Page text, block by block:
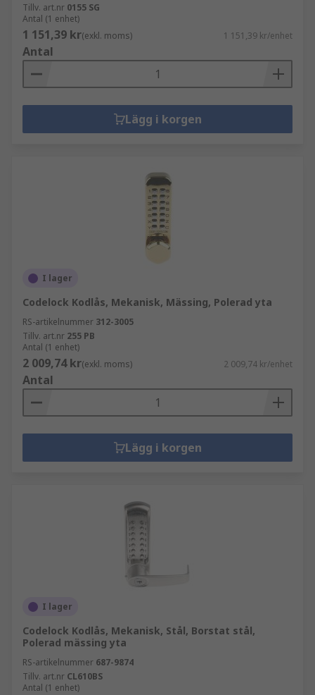
Tillv. art.nr 0155 SG
Antal (1 enhet)
1 151,39 kr(exkl. moms) 1 151,39 kr/enhet
Antal
Lägg i korgen
I lager
Codelock Kodlås, Mekanisk, Mässing, Polerad yta
RS-artikelnummer 312-3005
Tillv. art.nr 255 PB
Antal (1 enhet)
2 009,74 kr(exkl. moms) 2 009,74 kr/enhet
Antal
Lägg i korgen
I lager
Codelock Kodlås, Mekanisk, Stål, Borstat stål,
Polerad mässing yta
RS-artikelnummer 687-9874
Tillv. art.nr CL610BS
Antal (1 enhet)